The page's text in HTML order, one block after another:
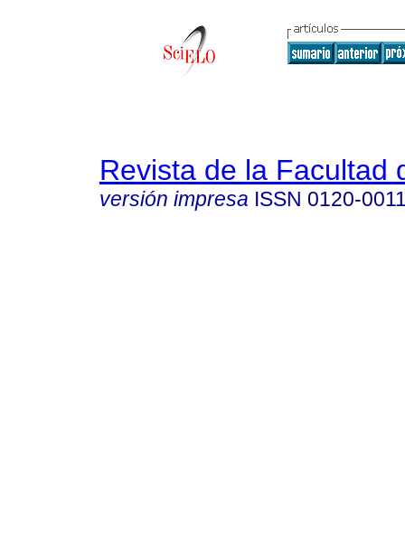
Revista de la Facultad
versión impresa ISSN 0120-